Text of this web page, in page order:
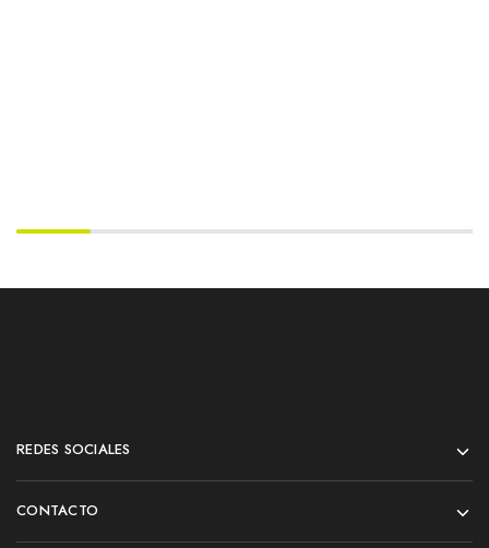
REDES SOCIALES
CONTACTO